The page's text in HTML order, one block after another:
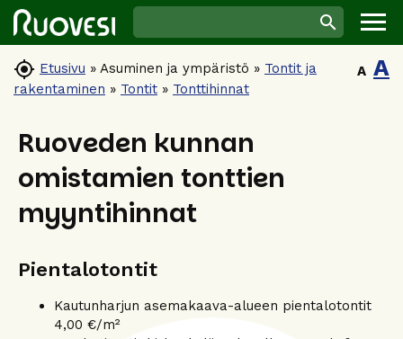
 Etusivu » Asuminen ja ympäristö » Tontit ja
rakentaminen » Tontit » Tonttihinnat
A A
Ruoveden kunnan
omistamien tonttien
myyntihinnat
Pientalotontit
Kautunharjun asemakaava-alueen pientalotontit
4,00 €/m²